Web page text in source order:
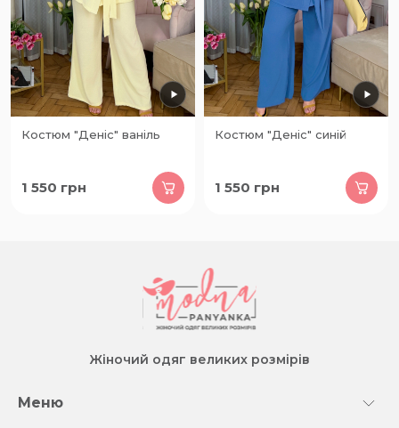
Костюм "Деніс" ваніль
1 550 грн
Костюм "Деніс" синій
1 550 грн
Жіночий одяг великих розмірів
Меню